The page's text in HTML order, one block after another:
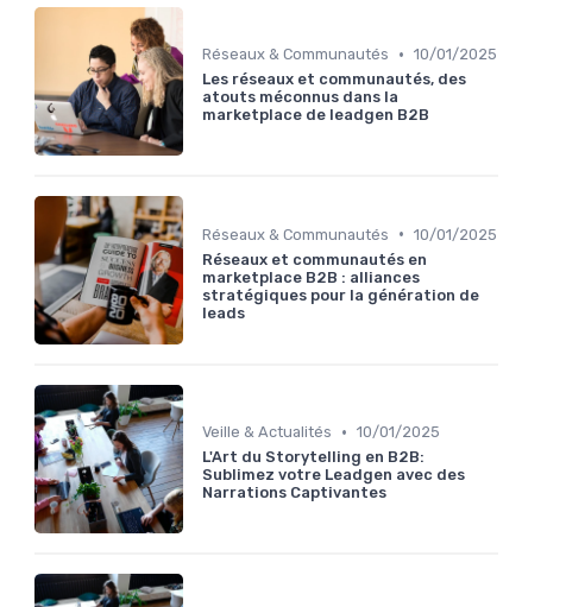
Réseaux & Communautés • 10/01/2025
Les réseaux et communautés, des
atouts méconnus dans la
marketplace de leadgen B2B
Réseaux & Communautés • 10/01/2025
Réseaux et communautés en
marketplace B2B : alliances
stratégiques pour la génération de
leads
Veille & Actualités • 10/01/2025
L'Art du Storytelling en B2B:
Sublimez votre Leadgen avec des
Narrations Captivantes